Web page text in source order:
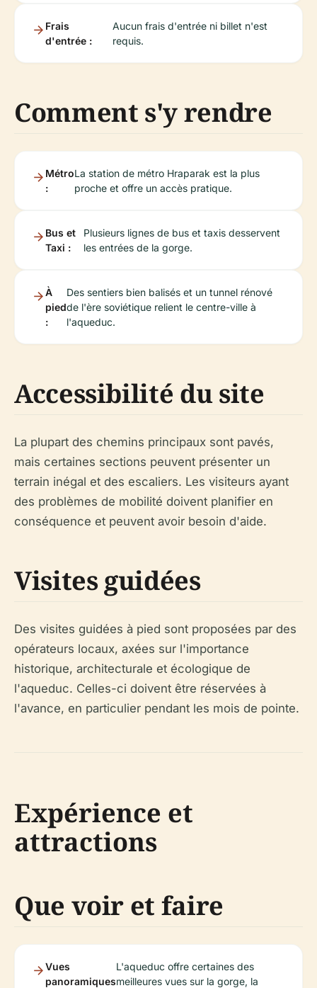
Frais
d'entrée :
Aucun frais d'entrée ni billet n'est
requis.
Comment s'y rendre
Métro
:
La station de métro Hraparak est la plus
proche et offre un accès pratique.
Bus et
Taxi :
Plusieurs lignes de bus et taxis desservent
les entrées de la gorge.
À
pied
:
Des sentiers bien balisés et un tunnel rénové
de l'ère soviétique relient le centre-ville à
l'aqueduc.
Accessibilité du site
La plupart des chemins principaux sont pavés,
mais certaines sections peuvent présenter un
terrain inégal et des escaliers. Les visiteurs ayant
des problèmes de mobilité doivent planifier en
conséquence et peuvent avoir besoin d'aide.
Visites guidées
Des visites guidées à pied sont proposées par des
opérateurs locaux, axées sur l'importance
historique, architecturale et écologique de
l'aqueduc. Celles-ci doivent être réservées à
l'avance, en particulier pendant les mois de pointe.
Expérience et
attractions
Que voir et faire
Vues
panoramiques
L'aqueduc offre certaines des
meilleures vues sur la gorge, la